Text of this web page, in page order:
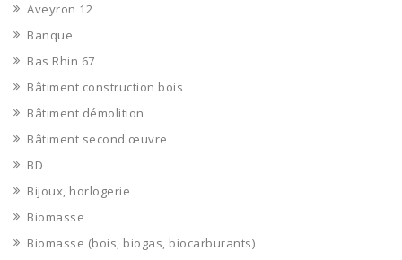
Aveyron 12
Banque
Bas Rhin 67
Bâtiment construction bois
Bâtiment démolition
Bâtiment second œuvre
BD
Bijoux, horlogerie
Biomasse
Biomasse (bois, biogas, biocarburants)